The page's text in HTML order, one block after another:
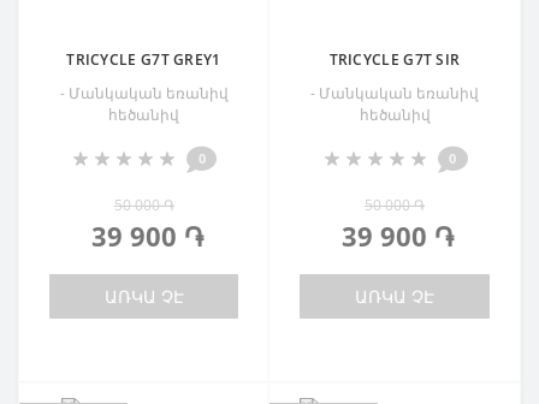
TRICYCLE G7T GREY1
- Մանկական եռանիվ
հեծանիվ
0
50 000 ֏
39 900 ֏
ԱՌԿԱ ՉԷ
TRICYCLE G7T SIR
- Մանկական եռանիվ
հեծանիվ
0
50 000 ֏
39 900 ֏
ԱՌԿԱ ՉԷ